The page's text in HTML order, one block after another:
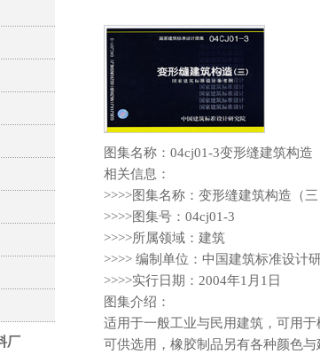
厂
图集名称：04cj01-3变形缝建筑构造
相关信息：
>>>>图集名称：变形缝建筑构造（三
>>>>图集号：04cj01-3
>>>>所属领域：建筑
>>>> 编制单位：中国建筑标准设计
>>>>实行日期：2004年1月1日
图集介绍：
适用于一般工业与民用建筑，可用
可供选用，橡胶制品另有各种颜色与